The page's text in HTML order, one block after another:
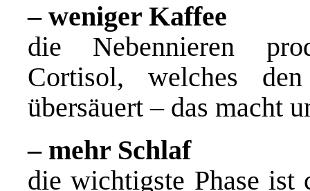
– weniger Kaffee
die Nebennieren
Cortisol, welches
übersäuert – das macht
– mehr Schlaf
die wichtigste Phase